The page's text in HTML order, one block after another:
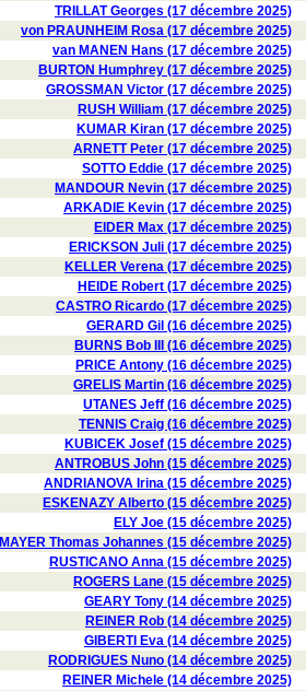
TRILLAT Georges (17 décembre 2025)
von PRAUNHEIM Rosa (17 décembre 2025)
van MANEN Hans (17 décembre 2025)
BURTON Humphrey (17 décembre 2025)
GROSSMAN Victor (17 décembre 2025)
RUSH William (17 décembre 2025)
KUMAR Kiran (17 décembre 2025)
ARNETT Peter (17 décembre 2025)
SOTTO Eddie (17 décembre 2025)
MANDOUR Nevin (17 décembre 2025)
ARKADIE Kevin (17 décembre 2025)
EIDER Max (17 décembre 2025)
ERICKSON Juli (17 décembre 2025)
KELLER Verena (17 décembre 2025)
HEIDE Robert (17 décembre 2025)
CASTRO Ricardo (17 décembre 2025)
GERARD Gil (16 décembre 2025)
BURNS Bob III (16 décembre 2025)
PRICE Antony (16 décembre 2025)
GRELIS Martin (16 décembre 2025)
UTANES Jeff (16 décembre 2025)
TENNIS Craig (16 décembre 2025)
KUBICEK Josef (15 décembre 2025)
ANTROBUS John (15 décembre 2025)
ANDRIANOVA Irina (15 décembre 2025)
ESKENAZY Alberto (15 décembre 2025)
ELY Joe (15 décembre 2025)
MAYER Thomas Johannes (15 décembre 2025)
RUSTICANO Anna (15 décembre 2025)
ROGERS Lane (15 décembre 2025)
GEARY Tony (14 décembre 2025)
REINER Rob (14 décembre 2025)
GIBERTI Eva (14 décembre 2025)
RODRIGUES Nuno (14 décembre 2025)
REINER Michele (14 décembre 2025)